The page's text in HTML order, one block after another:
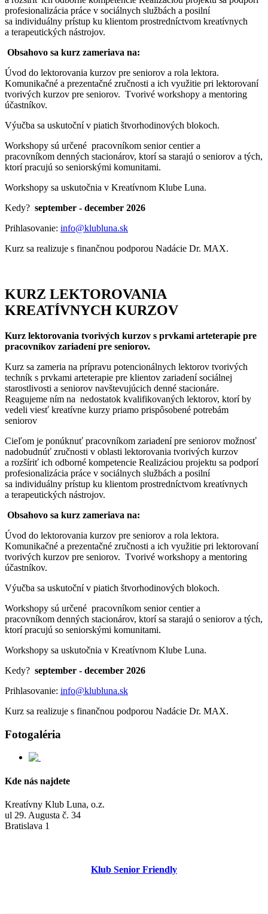
profesionalizácia práce v sociálnych službách a posilní
sa individuálny prístup ku klientom prostredníctvom kreatívnych
a terapeutických nástrojov.
Obsahovo sa kurz zameriava na:
Úvod do lektorovania kurzov pre seniorov a rola lektora.
Komunikačné a prezentačné zručnosti a ich využitie pri lektorovaní
tvorivých kurzov pre seniorov. Tvorivé workshopy a mentoring
účastníkov.
Výučba sa uskutoční v piatich štvorhodinových blokoch.
Workshopy sú určené pracovníkom senior centier a
pracovníkom denných stacionárov, ktorí sa starajú o seniorov a tých,
ktorí pracujú so seniorskými komunitami.
Workshopy sa uskutočnia v Kreatívnom Klube Luna.
Kedy? september - december 2026
Prihlasovanie: info@klubluna.sk
Kurz sa realizuje s finančnou podporou Nadácie Dr. MAX.
KURZ LEKTOROVANIA
KREATÍVNYCH KURZOV
Kurz lektorovania tvorivých kurzov s prvkami arteterapie pre
pracovníkov zariadení pre seniorov.
Kurz sa zameria na prípravu potencionálnych lektorov tvorivých
techník s prvkami arteterapie pre klientov zariadení sociálnej
starostlivosti a seniorov navštevujúcich denné stacionáre.
Reagujeme ním na nedostatok kvalifikovaných lektorov, ktorí by
vedeli viesť kreatívne kurzy priamo prispôsobené potrebám
seniorov
Cieľom je ponúknuť pracovníkom zariadení pre seniorov možnosť
nadobudnúť zručnosti v oblasti lektorovania tvorivých kurzov
a rozšíriť ich odborné kompetencie Realizáciou projektu sa podporí
profesionalizácia práce v sociálnych službách a posilní
sa individuálny prístup ku klientom prostredníctvom kreatívnych
a terapeutických nástrojov.
Obsahovo sa kurz zameriava na:
Úvod do lektorovania kurzov pre seniorov a rola lektora.
Komunikačné a prezentačné zručnosti a ich využitie pri lektorovaní
tvorivých kurzov pre seniorov. Tvorivé workshopy a mentoring
účastníkov.
Výučba sa uskutoční v piatich štvorhodinových blokoch.
Workshopy sú určené pracovníkom senior centier a
pracovníkom denných stacionárov, ktorí sa starajú o seniorov a tých,
ktorí pracujú so seniorskými komunitami.
Workshopy sa uskutočnia v Kreatívnom Klube Luna.
Kedy? september - december 2026
Prihlasovanie: info@klubluna.sk
Kurz sa realizuje s finančnou podporou Nadácie Dr. MAX.
Fotogaléria
Kde nás najdete
Kreatívny Klub Luna, o.z.
ul 29. Augusta č. 34
Bratislava 1
Klub Senior Friendly